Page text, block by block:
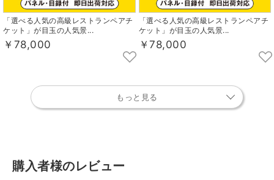
「選べる人気の高級レストランペアチ
ケット」が目玉の人気景...
￥78,000
「選べる人気の高級レストランペアチ
ケット」が目玉の人気景...
￥78,000
もっと見る
購入者様のレビュー